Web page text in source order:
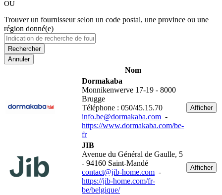
OU
Trouver un fournisseur selon un code postal, une province ou une
région donné(e)
Annuler
Nom
Dormakaba
Monnikenwerve 17-19 - 8000
Brugge
Téléphone : 050/45.15.70
info.be@dormakaba.com -
https://www.dormakaba.com/be-
fr
Afficher
JIB
Avenue du Général de Gaulle, 5
- 94160 Saint-Mandé
contact@jib-home.com -
https://jib-home.com/fr-
be/belgique/
Afficher